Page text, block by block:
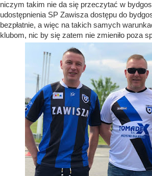
niczym takim nie da się przeczytać w
udostępnienia SP Zawisza dostępu do
bezpłatnie, a więc na takich samych
klubom, nic by się zatem nie zmieniło poza